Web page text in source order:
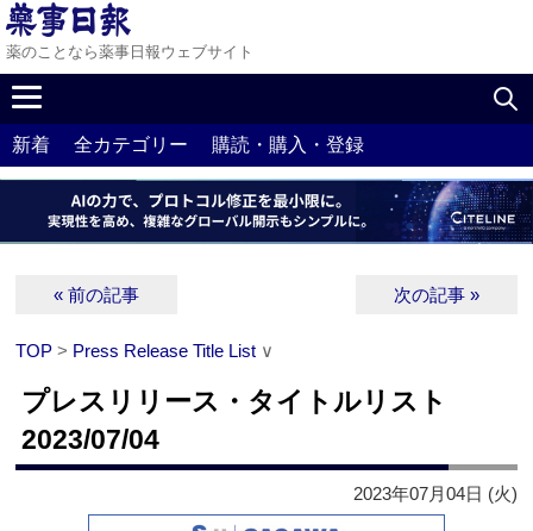
薬のことなら薬事日報ウェブサイト
新着 全カテゴリー 購読・購入・登録
« 前の記事 次の記事 »
TOP > Press Release Title List ∨
プレスリリース・タイトルリスト
2023/07/04
2023年07月04日 (火)